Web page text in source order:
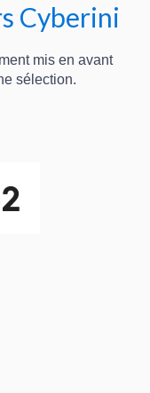
Cyberini
mis en avant
sélection.